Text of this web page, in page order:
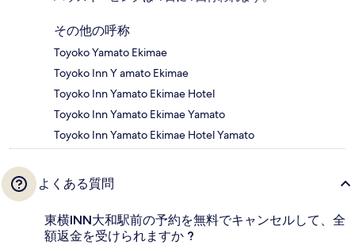
その他の呼称
Toyoko Yamato Ekimae
Toyoko Inn Y amato Ekimae
Toyoko Inn Yamato Ekimae Hotel
Toyoko Inn Yamato Ekimae Yamato
Toyoko Inn Yamato Ekimae Hotel Yamato
よくある質問
東横INN大和駅前の予約を無料でキャンセルして、全
額返金を受けられますか ?